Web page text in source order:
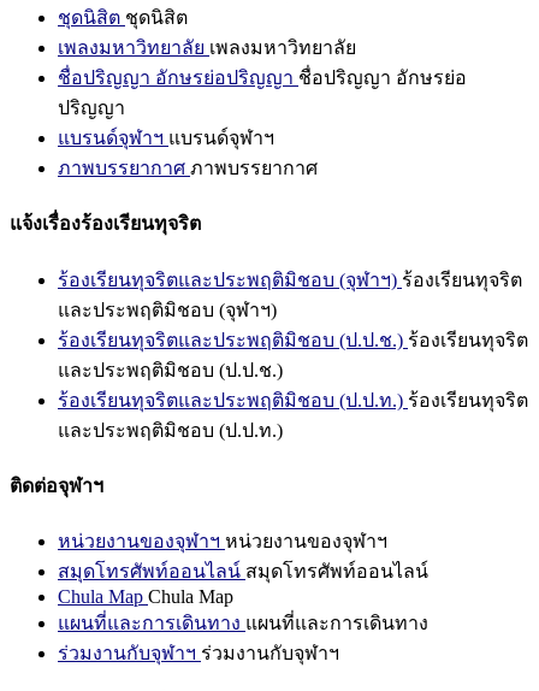
ชุดนิสิต ชุดนิสิต
เพลงมหาวิทยาลัย เพลงมหาวิทยาลัย
ชื่อปริญญา อักษรย่อปริญญา ชื่อปริญญา อักษรย่อ
ปริญญา
แบรนด์จุฬาฯ แบรนด์จุฬาฯ
ภาพบรรยากาศ ภาพบรรยากาศ
แจ้งเรื่องร้องเรียนทุจริต
ร้องเรียนทุจริตและประพฤติมิชอบ (จุฬาฯ) ร้องเรียนทุจริต
และประพฤติมิชอบ (จุฬาฯ)
ร้องเรียนทุจริตและประพฤติมิชอบ (ป.ป.ช.) ร้องเรียนทุจริต
และประพฤติมิชอบ (ป.ป.ช.)
ร้องเรียนทุจริตและประพฤติมิชอบ (ป.ป.ท.) ร้องเรียนทุจริต
และประพฤติมิชอบ (ป.ป.ท.)
ติดต่อจุฬาฯ
หน่วยงานของจุฬาฯ หน่วยงานของจุฬาฯ
สมุดโทรศัพท์ออนไลน์ สมุดโทรศัพท์ออนไลน์
Chula Map Chula Map
แผนที่และการเดินทาง แผนที่และการเดินทาง
ร่วมงานกับจุฬาฯ ร่วมงานกับจุฬาฯ